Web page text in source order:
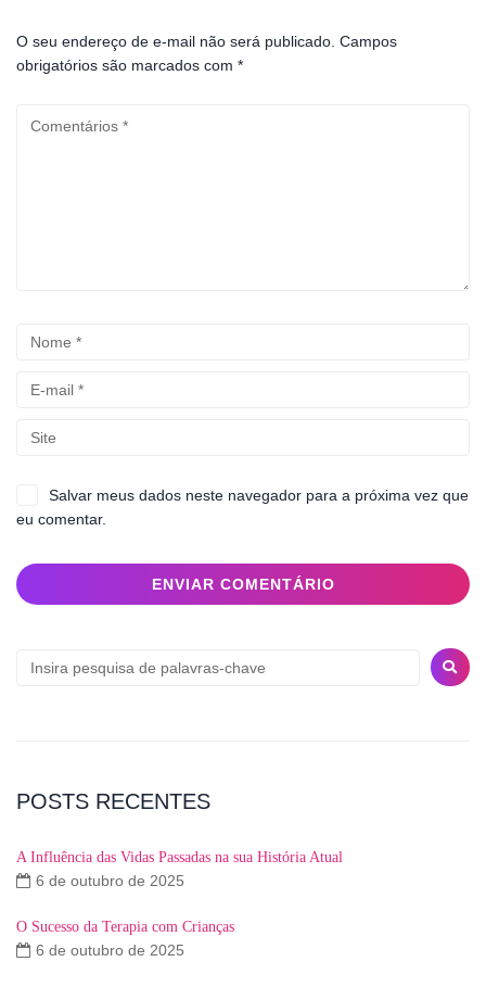
O seu endereço de e-mail não será publicado. Campos
obrigatórios são marcados com *
Salvar meus dados neste navegador para a próxima vez que
eu comentar.
POSTS RECENTES
A Influência das Vidas Passadas na sua História Atual
6 de outubro de 2025
O Sucesso da Terapia com Crianças
6 de outubro de 2025